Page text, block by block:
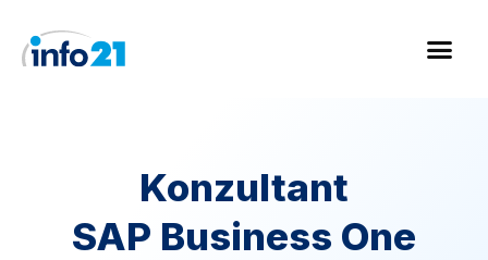
Přeskočit
Konzultant
SAP Business One